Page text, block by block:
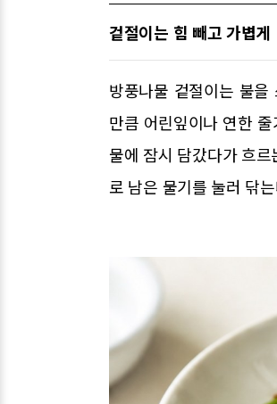
겉절이는 힘 빼고 가볍게
방풍나물 겉절이는 불
만큼 어린잎이나 연한
물에 잠시 담갔다가 흐
로 남은 물기를 눌러 닦